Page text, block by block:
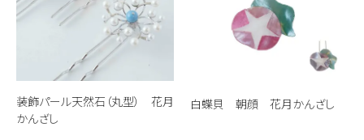
装飾パール天然石（丸型） 花月
かんざし
白蝶貝 朝顔 花月かんざし